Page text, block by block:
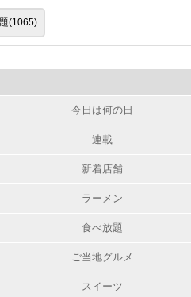
(1065)
今日は何の日
連載
新着店舗
ラーメン
食べ放題
ご当地グルメ
スイーツ